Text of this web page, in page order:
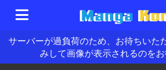
サーバーが過負荷のため、お待ちいた
みして画像が表示されるのをお